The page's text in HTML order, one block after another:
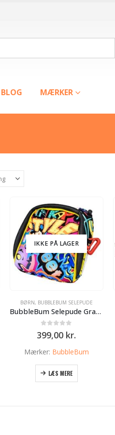
BLOG MÆRKER
IKKE PÅ LAGER
BØRN, BUBBLEBUM SELEPUDE
BubbleBum Selepude Graffiti
ud af 5
399,00 kr.
Mærker: BubbleBum
LÆS MERE